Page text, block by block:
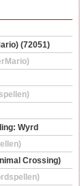
(72051)
Wyrd
Crossing)